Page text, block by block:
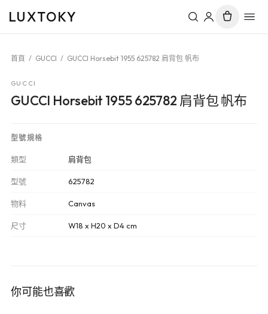
LUXTOKY
首頁 / GUCCI / GUCCI Horsebit 1955 625782 肩背包 帆布
GUCCI
GUCCI Horsebit 1955 625782 肩背包 帆布
型號規格
類型 肩背包
型號 625782
物料 Canvas
尺寸 W18 x H20 x D4 cm
你可能也喜歡